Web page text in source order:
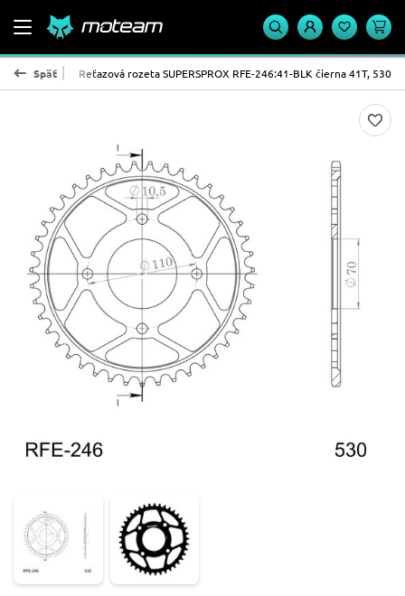
Späť
- oceľ Reťazová rozeta SUPERSPROX RFE-246:41-BLK čierna 41T, 530